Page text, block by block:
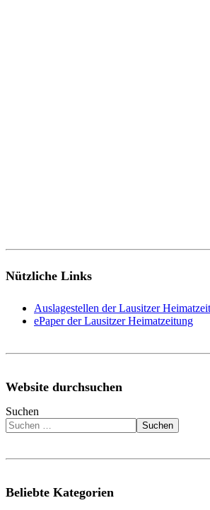
Nützliche Links
Auslagestellen der Lausitzer
ePaper der Lausitzer Heimatzeitung
Website durchsuchen
Suchen
Suchen
Beliebte Kategorien